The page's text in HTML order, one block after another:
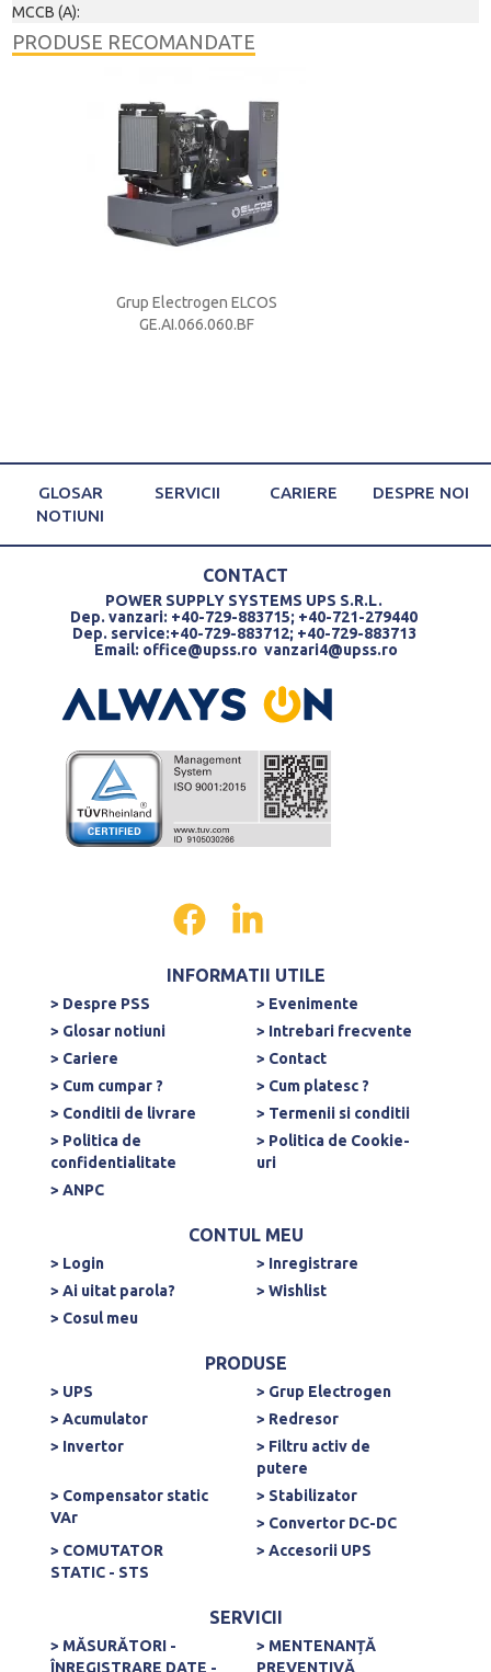
MCCB (A):
PRODUSE RECOMANDATE
Grup Electrogen ELCOS
GE.AI.066.060.BF
GLOSAR
NOTIUNI
SERVICII CARIERE DESPRE NOI
CONTACT
POWER SUPPLY SYSTEMS UPS S.R.L.
Dep. vanzari: +40-729-883715; +40-721-279440
Dep. service:+40-729-883712; +40-729-883713
Email: office@upss.ro vanzari4@upss.ro
INFORMATII UTILE
> Despre PSS
> Evenimente
> Glosar notiuni
> Intrebari frecvente
> Cariere
> Contact
> Cum cumpar ?
> Cum platesc ?
> Conditii de livrare
> Termenii si conditii
> Politica de
confidentialitate
> Politica de Cookie-
uri
> ANPC
CONTUL MEU
> Login
> Inregistrare
> Ai uitat parola?
> Wishlist
> Cosul meu
PRODUSE
> UPS
> Grup Electrogen
> Acumulator
> Redresor
> Invertor
> Filtru activ de
putere
> Compensator static
VAr
> Stabilizator
> Convertor DC-DC
> COMUTATOR
STATIC - STS
> Accesorii UPS
SERVICII
> MĂSURĂTORI -
ÎNREGISTRARE DATE -
> MENTENANȚĂ
PREVENTIVĂ